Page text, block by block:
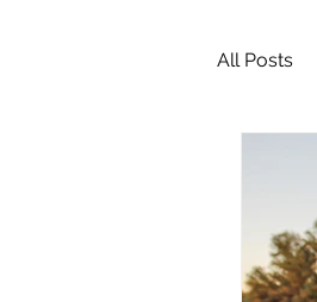
All Posts